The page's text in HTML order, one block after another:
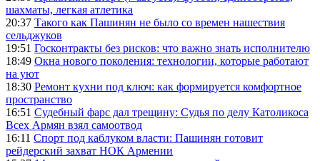
шахматы, легкая атлетика
20:37 Такого как Пашинян не было со времен нашествия
сельджуков
19:51 Госконтракты без рисков: что важно знать исполнителю
18:49 Окна нового поколения: технологии, которые работают
на уют
18:30 Ремонт кухни под ключ: как формируется комфортное
пространство
16:51 Судебный фарс дал трещину: Судья по делу Католикоса
Всех Армян взял самоотвод
16:11 Спорт под каблуком власти: Пашинян готовит
рейдерский захват НОК Армении